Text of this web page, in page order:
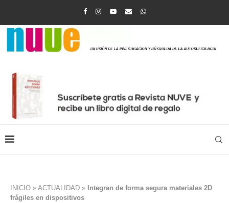
INICIO » ACTUALIDAD » Integran de forma segura materiales 2D
frágiles en dispositivos